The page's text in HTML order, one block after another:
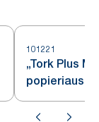
101221
„Tork Plus
popieriaus